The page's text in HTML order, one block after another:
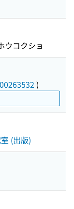
ウコクショ
00263532 )
(出版)